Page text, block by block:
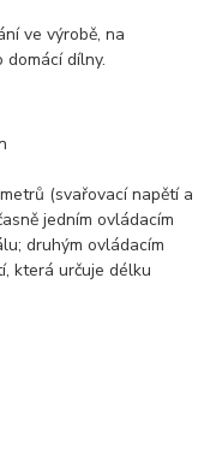
ve výrobě, na
domácí dílny.
(svařovací napětí a
jedním ovládacím
druhým ovládacím
která určuje délku